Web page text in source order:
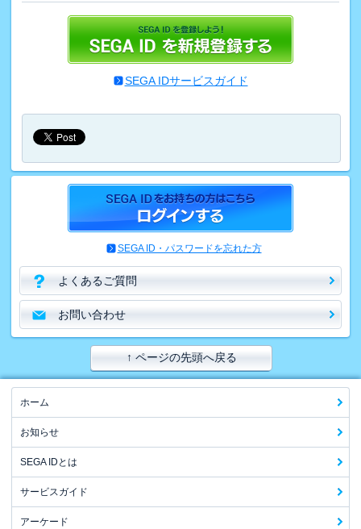
SEGA IDサービスガイド
SEGA ID・パスワードを忘れた方
よくあるご質問
お問い合わせ
↑ ページの先頭へ戻る
ホーム
お知らせ
SEGA IDとは
サービスガイド
アーケード